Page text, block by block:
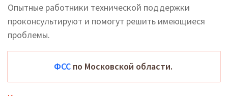
Опытные работники технической поддержки
проконсультируют и помогут решить имеющиеся
проблемы.
ФСС по Московской области.